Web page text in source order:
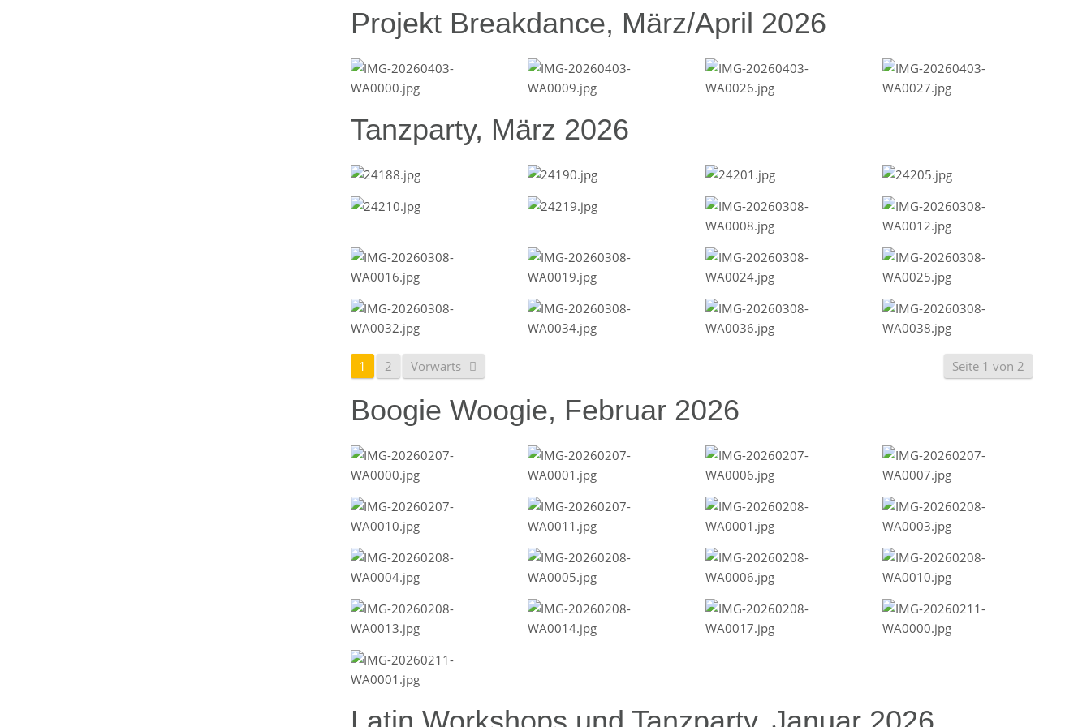
Projekt Breakdance, März/April 2026
Tanzparty, März 2026
Seite 1 von 2
1 2 Vorwärts
Boogie Woogie, Februar 2026